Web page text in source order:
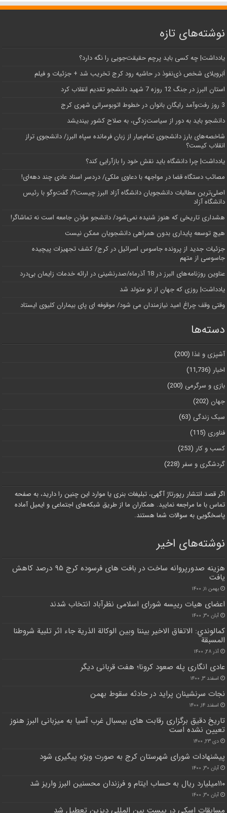
نوشته‌های تازه
یادداشت| ‌چه کسی باید پرچم حقیقت‌جویی را نگه دارد؟
اَبَر‌ویلای شخص ذی‌نفوذ در حاشیه‌ رود کرج تخریب شد + جزئیات و فیلم
استان البرز در جنگ 12 روزه 7 شهید دانشجو تقدیم انقلاب کرد
3 روز رفت‌وآمد رایگان بانوان در خطوط اتوبوسرانی شهری کرج
دانشجو باید به دور از سیاست‌زدگی، به صلاح کشور بیندیشد
شاخصه‌های بارز دانشجوی تمام‌عیار از زبان فرمانده سپاه البرز/ دانشجوی تراز
انقلاب کیست؟
یادداشت| چرا دانشگاه باید نقش خود را بازآرایی کند؟
مصائب دستگاه قضا در مواجهه با دعاوی ملکی/ دردسر اسناد عادی چند‌ دهه‌ای!
اصلی‌ترین مطالبات دانشجویان دانشگاه آزاد البرز چیست؟/ گفت‌وگو با رئیس
دانشگاه آز‌اد
هشداری تاریخی که هنوز شنیده نمی‌شود/ دانشجو مؤذن جامعه است نه تماشاگر!
هیچ توسعه پایداری بدون همراهی دانشجویان ممکن نیست
جزئیات جدید از پرونده جاسوس اسرائیل در کرج/‌ کشف تجهیزات پیچیده
جاسوسی از متهم
عناوین روزنامه‌های البرز در ‌18 آذرماه/صدرنشینی در ارائه خدمات زایمان بی‌درد
یادداشت| روزی که جهان از نو متولد شد
وقتی وقف چراغ امید نیازمندان می شود/ موقوفه ای پای بیماران کلیوی ایستاد
دسته‌ها
آشپزی و غذا (200)
اخبار (11,736)
بازی و سرگرمی (200)
جهان (202)
سبک زندگی (63)
فناوری (115)
کسب و کار (253)
گردشگری و سفر (228)
اگر قصد انتشار رپورتاژ آگهی، تبلیغات بنری یا موارد این چنین را دارید، به صفحه
تماس با ما مراجعه نمایید. همکاران ما از طریق شبکه‌های اجتماعی و ایمیل آماده
پاسخگویی به سوالات شما هستند.
نوشته‌های اخیر
هزینه صدورپروانه ساخت در بافت های فرسوده کرج ۹۵ درصد کاهش
یافت
بهمن ۱۱, ۱۴۰۰
اعضای هیات رییسه شورای اسلامی نظرآباد انتخاب شدند
آبان ۳۰, ۱۴۰۰
كمالوندي: الاتفاق الاخير بيننا وبين الوكالة الذرية جاء اثر تلبية شروطنا
المسبقة
آذر ۲۸, ۱۴۰۰
عادی انگاری پله صعود کرونا؛ هفت قربانی دیگر
اسفند ۳, ۱۴۰۰
نجات سرنشینان پراید در حادثه سقوط بهمن
اسفند ۱۴, ۱۴۰۰
تاریخ دقیق برگزاری رقابت های بیسبال غرب آسیا به میزبانی البرز هنوز
تعیین نشده است
دی ۲۳, ۱۴۰۰
پیشنهادات شورای شهرستان کرج به صورت ویژه پیگیری شود
آبان ۳۰, ۱۴۰۰
۱۱۰میلیارد ریال به حساب ایتام و فرزندان محسنین البرز واریز شد
آبان ۳۰, ۱۴۰۰
مسابقات اسکی در پیست بین المللی دیزین تعطیل شد